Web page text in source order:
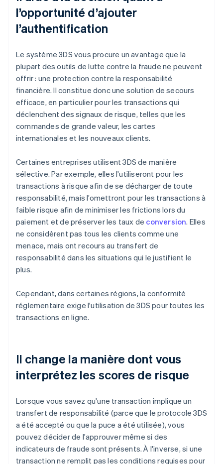
l’opportunité d’ajouter
l’authentification
Le système 3DS vous procure un avantage que la
plupart des outils de lutte contre la fraude ne peuvent
offrir : une protection contre la responsabilité
financière. Il constitue donc une solution de secours
efficace, en particulier pour les transactions qui
déclenchent des signaux de risque, telles que les
commandes de grande valeur, les cartes
internationales et les nouveaux clients.
Certaines entreprises utilisent 3DS de manière
sélective. Par exemple, elles l'utiliseront pour les
transactions à risque afin de se décharger de toute
responsabilité, mais l’omettront pour les transactions à
faible risque afin de minimiser les frictions lors du
paiement et de préserver les taux de conversion. Elles
ne considèrent pas tous les clients comme une
menace, mais ont recours au transfert de
responsabilité dans les situations qui le justifient le
plus.
Cependant, dans certaines régions, la conformité
réglementaire exige l'utilisation de 3DS pour toutes les
transactions en ligne.
Il change la manière dont vous
interprétez les scores de risque
Lorsque vous savez qu'une transaction implique un
transfert de responsabilité (parce que le protocole 3DS
a été accepté ou que la puce a été utilisée), vous
pouvez décider de l'approuver même si des
indicateurs de fraude sont présents. À l'inverse, si une
transaction ne remplit pas les conditions requises pour